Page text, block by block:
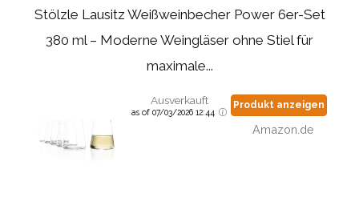
Stölzle Lausitz Weißweinbecher Power 6er-Set
380 ml – Moderne Weingläser ohne Stiel für
maximale...
Ausverkauft
as of 07/03/2026 12:44
Produkt anzeigen
Amazon.de